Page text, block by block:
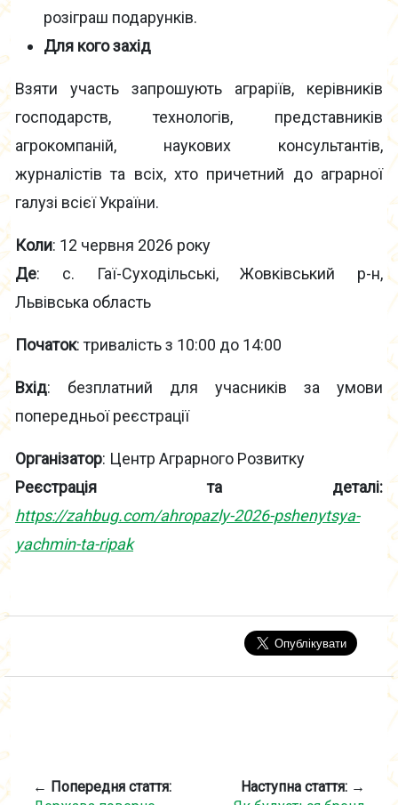
розіграш подарунків.
Для кого захід
Взяти участь запрошують аграріїв, керівників
господарств, технологів, представників
агрокомпаній, наукових консультантів,
журналістів та всіх, хто причетний до аграрної
галузі всієї України.
Коли: 12 червня 2026 року
Де: с. Гаї-Суходільські, Жовківський р-н,
Львівська область
Початок: тривалість з 10:00 до 14:00
Вхід: безплатний для учасників за умови
попередньої реєстрації
Організатор: Центр Аграрного Розвитку
Реєстрація та деталі:
https://zahbug.com/ahropazly-2026-pshenytsya-
yachmin-ta-ripak
← Попередня стаття:
Наступна стаття: →